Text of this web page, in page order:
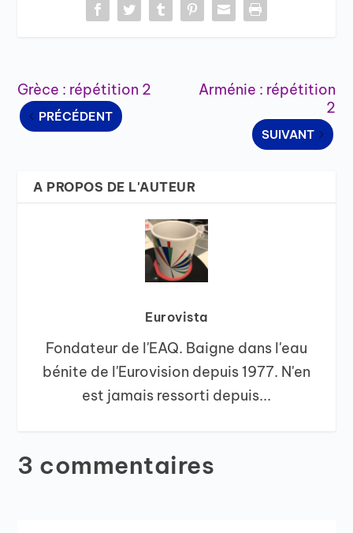
Grèce : répétition 2
PRÉCÉDENT
Arménie : répétition
2
SUIVANT
A PROPOS DE L'AUTEUR
Eurovista
Fondateur de l'EAQ. Baigne dans l'eau
bénite de l'Eurovision depuis 1977. N'en
est jamais ressorti depuis...
3 commentaires